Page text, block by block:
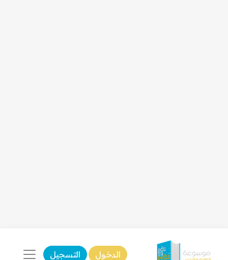
الدخول التسجيل